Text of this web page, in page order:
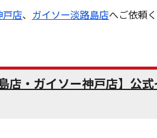
戸店、 ガイソー淡路島店へご依頼
・ガイソー神戸店】公